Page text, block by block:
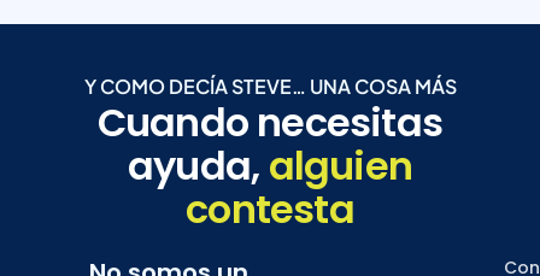
Y COMO DECÍA STEVE… UNA COSA MÁS
Cuando necesitas
ayuda, alguien
contesta